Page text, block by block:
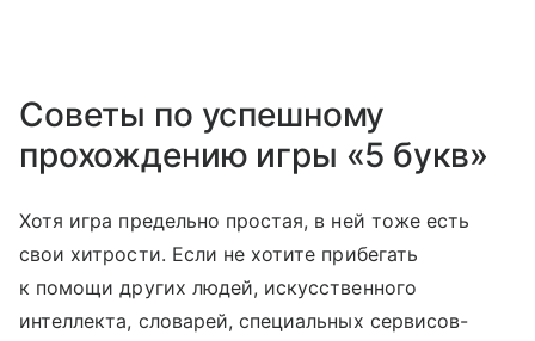
Советы по успешному
прохождению игры «5 букв»
Хотя игра предельно простая, в ней тоже есть
свои хитрости. Если не хотите прибегать
к помощи других людей, искусственного
интеллекта, словарей, специальных сервисов-